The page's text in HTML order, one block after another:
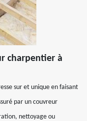
charpentier à
sur et unique en faisant
par un couvreur
nettoyage ou